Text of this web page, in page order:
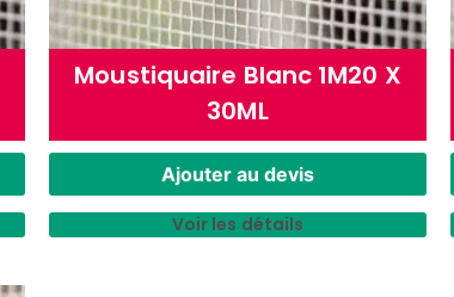
Moustiquaire Blanc 1M20 X
30ML
Ajouter au devis
Voir les détails